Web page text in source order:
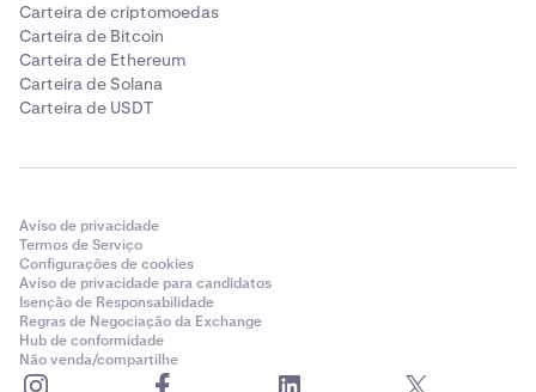
Carteira de criptomoedas
Carteira de Bitcoin
Carteira de Ethereum
Carteira de Solana
Carteira de USDT
Aviso de privacidade
Termos de Serviço
Configurações de cookies
Aviso de privacidade para candidatos
Isenção de Responsabilidade
Regras de Negociação da Exchange
Hub de conformidade
Não venda/compartilhe